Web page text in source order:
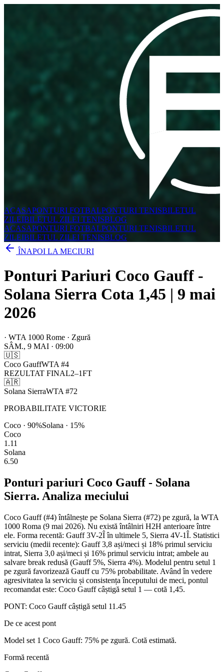
ACASAPONTURI FOTBALPONTURI TENISBILETUL
ZILEIBILETUL ZILEI TENISBLOG
ACASAPONTURI FOTBALPONTURI TENISBILETUL
ZILEIBILETUL ZILEI TENISBLOG
ÎNAPOI LA MECIURI
Ponturi Pariuri Coco Gauff -
Solana Sierra Cota 1,45 | 9 mai
2026
· WTA 1000 Rome · Zgură
SÂM., 9 MAI · 09:00
🇺🇸
Coco GauffWTA #4
REZULTAT FINAL2–1FT
🇦🇷
Solana SierraWTA #72
PROBABILITATE VICTORIE
Coco · 90%Solana · 15%
Coco
1.11
Solana
6.50
Ponturi pariuri Coco Gauff- Solana
Sierra. Analiza meciului
Coco Gauff (#4) întâlnește pe Solana Sierra (#72) pe zgură, la WTA
1000 Roma (9 mai 2026). Nu există întâlniri H2H anterioare între
ele. Forma recentă: Gauff 3V-2Î în ultimele 5, Sierra 4V-1Î. Statistici
serviciu (medii recente): Gauff 3,8 ași/meci și 18% primul serviciu
intrat, Sierra 3,0 ași/meci și 16% primul serviciu intrat; ambele au
salvare break redusă (Gauff 5%, Sierra 4%). Modelul pentru setul 1
pe zgură favorizează Gauff cu 75% probabilitate. Având în vedere
agresivitatea la serviciu și consistența începutului de meci, pontul
recomandat este: Coco Gauff câștigă setul 1 — cotă 1,45.
PONT: Coco Gauff câștigă setul 11.45
De ce acest pont
Model set 1 Coco Gauff: 75% pe zgură. Cotă estimată.
Formă recentă